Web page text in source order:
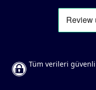
Tüm verileri güvenli